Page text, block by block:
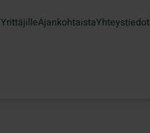
YrittäjilleAjankohtaistaYhteystiedot